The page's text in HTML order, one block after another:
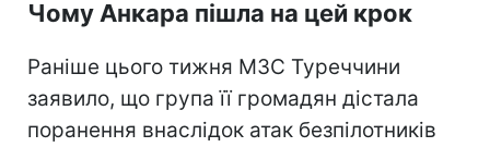
Чому Анкара пішла на цей крок
Раніше цього тижня МЗС Туреччини
заявило, що група її громадян дістала
поранення внаслідок атак безпілотників